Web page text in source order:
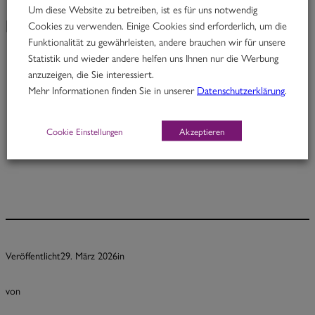
KW 14/26
Johnny Pepper
Portion 12,70
Veröffentlicht29. März 2026in
von
Um diese Website zu betreiben, ist es für uns notwendig
Cookies zu verwenden. Einige Cookies sind erforderlich, um die
Funktionalität zu gewährleisten, andere brauchen wir für unsere
Statistik und wieder andere helfen uns Ihnen nur die Werbung
anzuzeigen, die Sie interessiert.
Mehr Informationen finden Sie in unsererDatenschutzerklärung.
Cookie Einstellungen Akzeptieren